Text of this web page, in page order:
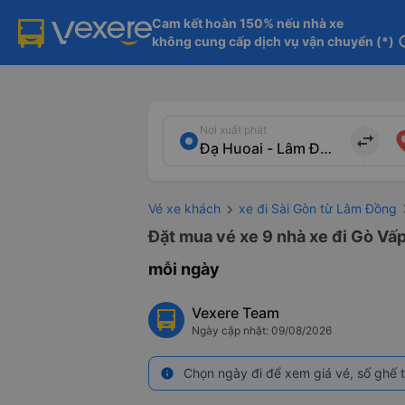
Cam kết hoàn 150% nếu nhà xe
không cung cấp dịch vụ vận chuyển (*)
Nơi xuất phát
import_export
Vé xe khách xe đi Sài Gòn từ Lâm Đồng
Đặt mua vé xe 9 nhà xe đi Gò
mỗi ngày
Vexere Team
Ngày cập nhật: 09/08/2026
info Chọn ngày đi để xem giá vé, số